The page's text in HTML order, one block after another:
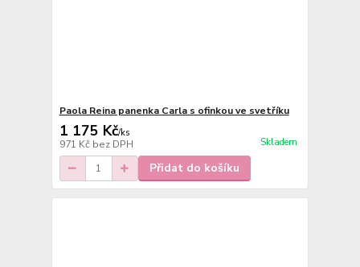
Paola Reina panenka Carla s ofinkou ve svetříku
1 175 Kč/ks
971 Kč bez DPH Skladem
Přidat do košíku